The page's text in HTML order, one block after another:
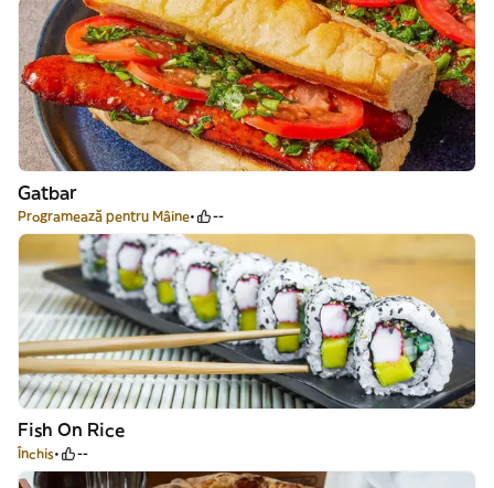
Gatbar
Programează pentru Mâine --
Fish On Rice
Închis --